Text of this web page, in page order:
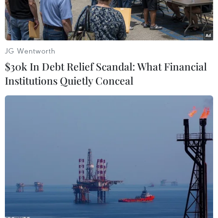
Ngày 21/9, Hội nghị Bộ trưởng Tài chính và
Thống đốc Ngân hàng Trung ương Nhóm các
nền kinh tế phát triển và mới nổi (G-20) đã bế
mạc tại Cairns, Australia, với cam kết đạt mục
tiêu tăng trưởng thêm 1,8% nhằm giúp tăng
JG Wentworth
$30k In Debt Relief Scandal: What Financial
Institutions Quietly Conceal